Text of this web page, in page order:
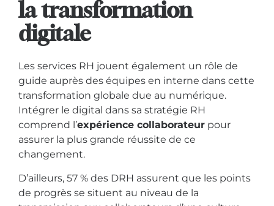
la transformation
digitale
Les services RH jouent également un rôle de
guide auprès des équipes en interne dans cette
transformation globale due au numérique.
Intégrer le digital dans sa stratégie RH
comprend l’expérience collaborateur pour
assurer la plus grande réussite de ce
changement.
D’ailleurs, 57 % des DRH assurent que les points
de progrès se situent au niveau de la